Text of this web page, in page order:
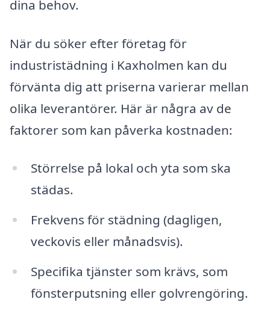
dina behov.
När du söker efter företag för
industristädning i Kaxholmen kan du
förvänta dig att priserna varierar mellan
olika leverantörer. Här är några av de
faktorer som kan påverka kostnaden:
Störrelse på lokal och yta som ska
städas.
Frekvens för städning (dagligen,
veckovis eller månadsvis).
Specifika tjänster som krävs, som
fönsterputsning eller golvrengöring.